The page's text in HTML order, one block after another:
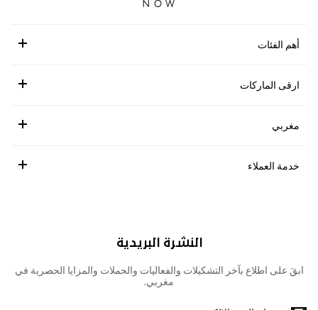
أهم الفئات
ارقى الماركات
مغربي
خدمة العملاء
النشرة البريدية
ابقَ على اطلاع بآخر التشكيلات والفعاليات والحملات والمزايا الحصرية في
مغربي.